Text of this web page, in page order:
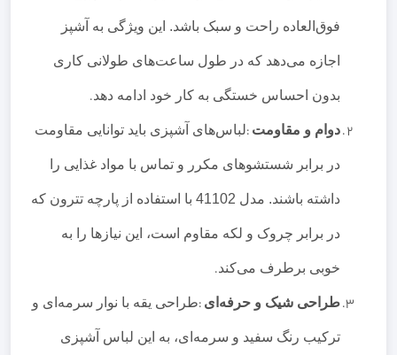
فوق‌العاده راحت و سبک باشد. این ویژگی به آشپز
اجازه می‌دهد که در طول ساعت‌های طولانی کاری
بدون احساس خستگی به کار خود ادامه دهد.
دوام و مقاومت :لباس‌های آشپزی باید توانایی مقاومت
در برابر شستشوهای مکرر و تماس با مواد غذایی را
داشته باشند. مدل 41102 با استفاده از پارچه تترون که
در برابر چروک و لکه مقاوم است، این نیازها را به
خوبی برطرف می‌کند.
طراحی شیک و حرفه‌ای :طراحی یقه با نوار سرمه‌ای و
ترکیب رنگ سفید و سرمه‌ای، به این لباس آشپزی